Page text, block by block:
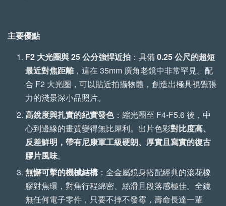
植鞣牛皮傘繩背帶 (一
NT$ 699
NT$ 750
- +NT$ 799
- +
加入購物車
主要優點
F2 大光圈與25公分強悍近拍 ：具備0.25公尺的超短
最近對焦距離，這在 35mm 廣角老鏡中非常罕見。配
合 F2 大光圈，可以貼近拍攝物體，創造出極具視覺張
力的淺景深小品照片。
高銳度與扎實的紀實發色：縮光圈至 F4-F5.6 後，中
心到邊緣的畫質變得無比犀利。出片色彩對比度高、
反差鮮明，帶有尼康軍工級硬朗、厚實且寫實的復古
膠片風味。
無懈可擊的機械結構 ：全金屬鏡身搭配經典的滾花橡
膠對焦環，對焦行程綿密、絲滑且段落感極佳。全鏡
無任何電子零件，只要不摔不發霉，壽命長達一輩